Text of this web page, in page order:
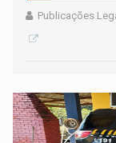
Publicações